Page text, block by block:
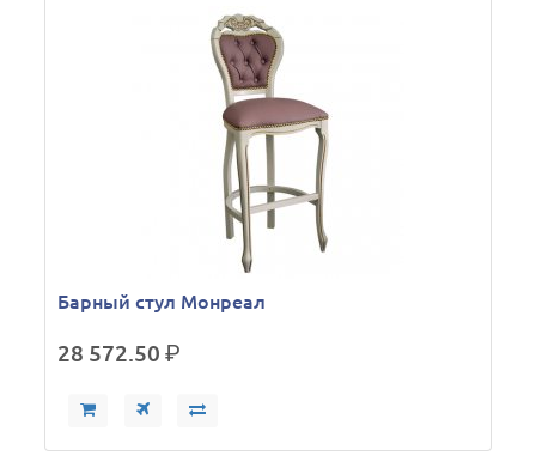
Барный стул Монреал
28 572.50р.